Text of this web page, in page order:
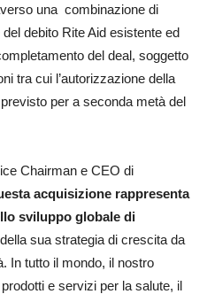
una combinazione di
debito Rite Aid esistente ed
del deal, soggetto
tra cui l’autorizzazione della
per a seconda metà del
Chairman e CEO di
acquisizione rappresenta
sviluppo globale di
sua strategia di crescita da
In tutto il mondo, il nostro
e servizi per la salute, il